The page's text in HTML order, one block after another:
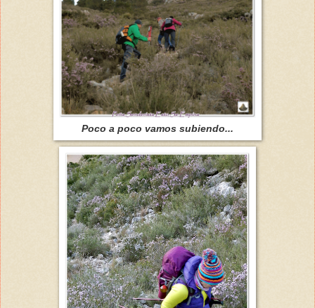
Poco a poco vamos subiendo...